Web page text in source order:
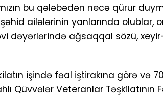
bu qələbədən necə qürur
ailələrinin yanlarında olublar,
dəyərlərində ağsaqqal sözü,
işində fəal iştirakına görə və
Qüvvələr Veteranlar Təşkilatının